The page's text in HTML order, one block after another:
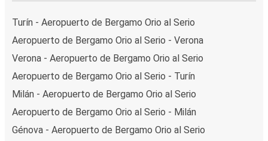
Turín - Aeropuerto de Bergamo Orio al Serio
Aeropuerto de Bergamo Orio al Serio - Verona
Verona - Aeropuerto de Bergamo Orio al Serio
Aeropuerto de Bergamo Orio al Serio - Turín
Milán - Aeropuerto de Bergamo Orio al Serio
Aeropuerto de Bergamo Orio al Serio - Milán
Génova - Aeropuerto de Bergamo Orio al Serio